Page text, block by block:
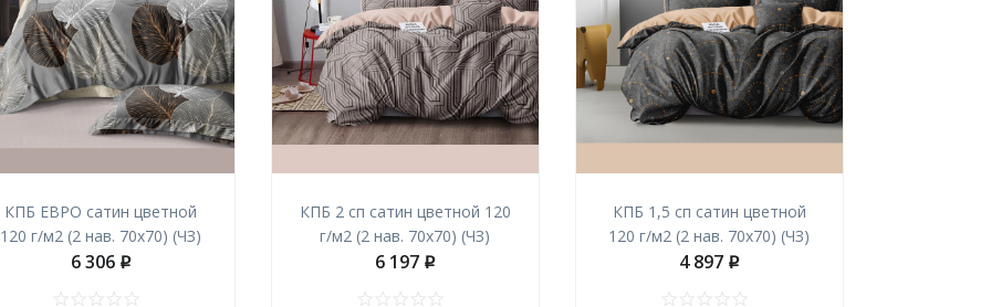
КПБ ЕВРО сатин цветной
120 г/м2 (2 нав. 70х70) (ЧЗ)
6 306 p
КПБ 2 сп сатин цветной 120
г/м2 (2 нав. 70х70) (ЧЗ)
6 197 p
КПБ 1,5 сп сатин цветной
120 г/м2 (2 нав. 70х70) (ЧЗ)
4 897 p